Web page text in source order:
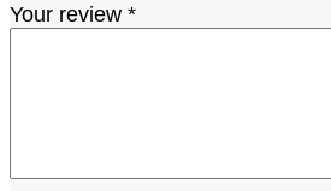
Your review *